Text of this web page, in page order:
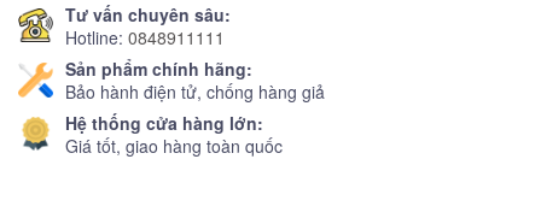
Tư vấn chuyên sâu:
Hotline: 0848911111
Sản phẩm chính hãng:
Bảo hành điện tử, chống hàng giả
Hệ thống cửa hàng lớn:
Giá tốt, giao hàng toàn quốc